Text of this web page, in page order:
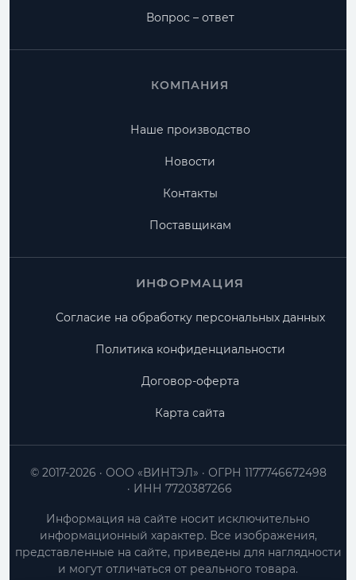
Вопрос – ответ
КОМПАНИЯ
Наше производство
Новости
Контакты
Поставщикам
ИНФОРМАЦИЯ
Согласие на обработку персональных данных
Политика конфиденциальности
Договор-оферта
Карта сайта
ООО «ВИНТЭЛ»
ОГРН 1177746672498
ИНН 7720387266
© 2017-2026
Информация на сайте носит исключительно
информационный характер. Все изображения,
представленные на сайте, приведены для наглядности
и могут отличаться от реального товара.